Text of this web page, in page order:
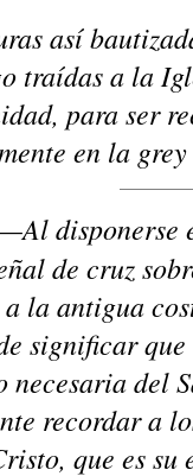
así
traídas a la
para ser
en la
Al disponerse
de cruz
la antigua
significar
necesaria del
recordar a
que es su